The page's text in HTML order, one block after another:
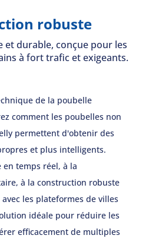
robuste
durable, conçue pour les
à fort trafic et exigeants.
de la poubelle
comment les poubelles non
permettent d'obtenir des
et plus intelligents.
en temps réel, à la
à la construction robuste
les plateformes de villes
idéale pour réduire les
efficacement de multiples